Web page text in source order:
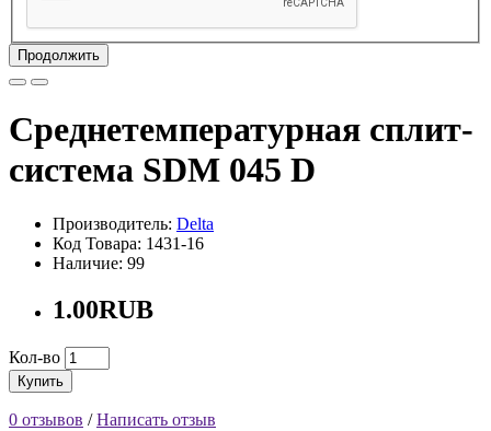
Продолжить
Среднетемпературная сплит-
система SDM 045 D
Производитель: Delta
Код Товара: 1431-16
Наличие: 99
1.00RUB
Кол-во
Купить
0 отзывов /Написать отзыв